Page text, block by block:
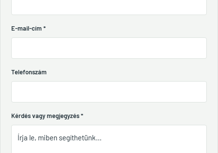
E-mail-cím *
Telefonszám
Kérdés vagy megjegyzés*